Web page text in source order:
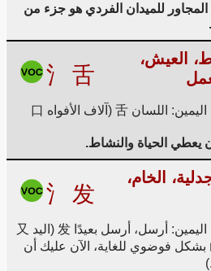
المجاور للميدان الفردي هو جزء من
العيش،
氵 舌
اليسار: الماء 氵، اليمين: اللسان 舌 (آلاف الأفواه 口
يعطي الحياة والنشاط.
الخام،
氵 发
اليسار: الماء 氵، اليمين: أرسل، أرسل بعيدًا 发 (اليد 又
رسمت الجبل 山 بشكل فوضوي للغاية، الآن عليك أن